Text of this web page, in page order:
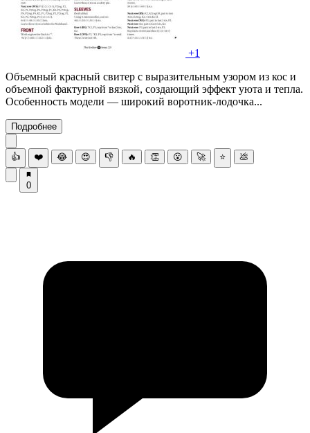
+1
Объемный красный свитер с выразительным узором из кос и
объемной фактурной вязкой, создающий эффект уюта и тепла.
Особенность модели — широкий воротник-лодочка...
Подробнее
👍 ❤️ 😂 😍 👎 🔥 👏 😮 🚀 ⭐ 💩
0